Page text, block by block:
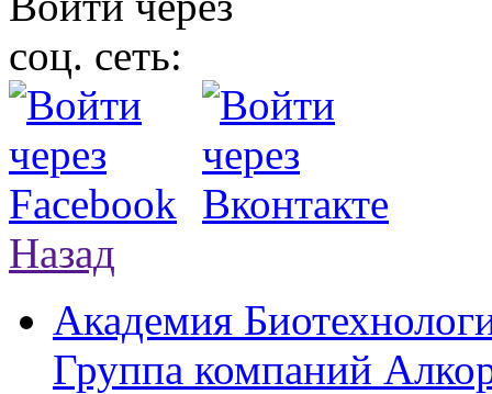
соц. сеть:
Назад
Академия
Группа компаний